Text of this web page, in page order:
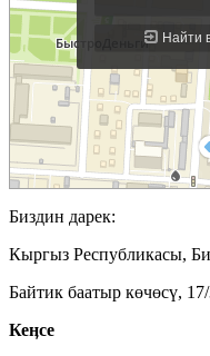
Биздин дарек:
Кыргыз Республикасы,
Байтик баатыр көчөсү,
Кеӊсе